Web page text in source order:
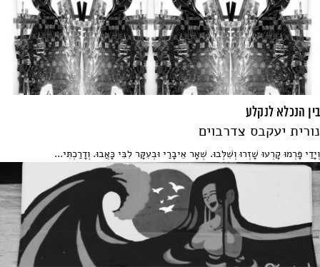
בין הנכלא לנקלע
נורית יעקבס צדרבוים
וְיָדַי פָּרְמוּ קָרְעוּ שָׁזְרוּ וְשִׁלְּבוּ. שְׁאָר אֵיבָרַי וּבְעִקָּר לִבִּי כָּאֲבוּ. וְדָרַכְתִּי...